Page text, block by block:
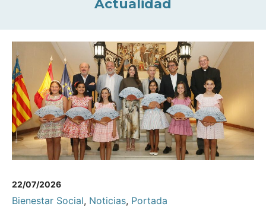
Actualidad
22/07/2026
Bienestar Social, Noticias, Portada